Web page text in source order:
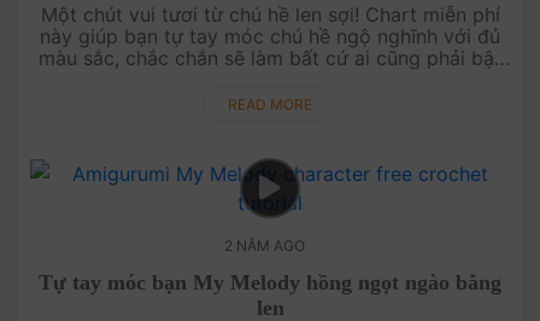
Một chút vui tươi từ chú hề len sợi! Chart miễn phí
này giúp bạn tự tay móc chú hề ngộ nghĩnh với đủ
màu sắc, chắc chắn sẽ làm bất cứ ai cũng phải bật
mọi người!....
READ MORE
2 NĂM AGO
Tự tay móc bạn My Melody hồng ngọt ngào bằng
len